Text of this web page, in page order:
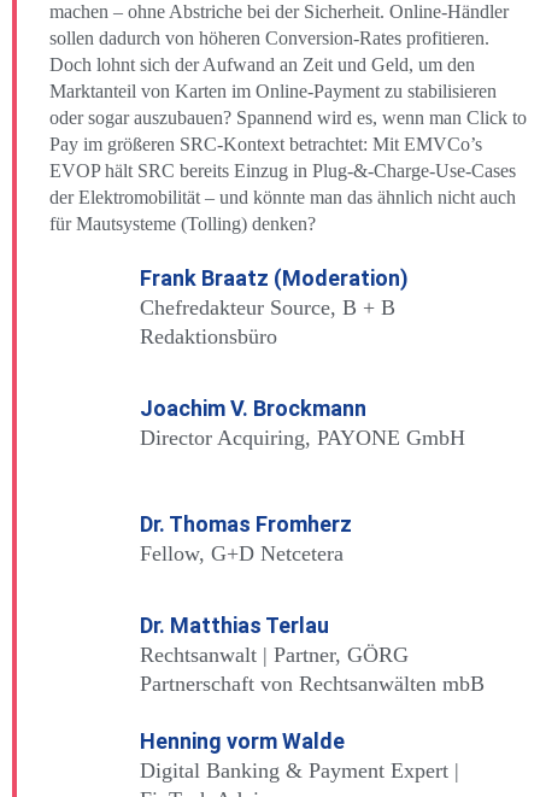
machen – ohne Abstriche bei der Sicherheit. Online-Händler
sollen dadurch von höheren Conversion-Rates profitieren.
Doch lohnt sich der Aufwand an Zeit und Geld, um den
Marktanteil von Karten im Online-Payment zu stabilisieren
oder sogar auszubauen? Spannend wird es, wenn man Click to
Pay im größeren SRC-Kontext betrachtet: Mit EMVCo’s
EVOP hält SRC bereits Einzug in Plug-&-Charge-Use-Cases
der Elektromobilität – und könnte man das ähnlich nicht auch
für Mautsysteme (Tolling) denken?
Frank Braatz (Moderation)
Chefredakteur Source, B + B
Redaktionsbüro
Joachim V. Brockmann
Director Acquiring, PAYONE GmbH
Dr. Thomas Fromherz
Fellow, G+D Netcetera
Dr. Matthias Terlau
Rechtsanwalt | Partner, GÖRG
Partnerschaft von Rechtsanwälten mbB
Henning vorm Walde
Digital Banking & Payment Expert |